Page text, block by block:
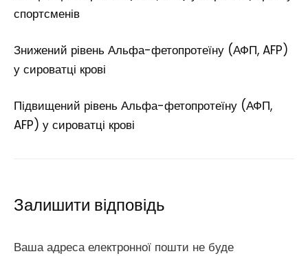
спортсменів
Знижений рівень Альфа-фетопротеїну (АФП, AFP)
у сироватці крові
Підвищений рівень Альфа-фетопротеїну (АФП,
AFP) у сироватці крові
Залишити відповідь
Ваша адреса електронної пошти не буде